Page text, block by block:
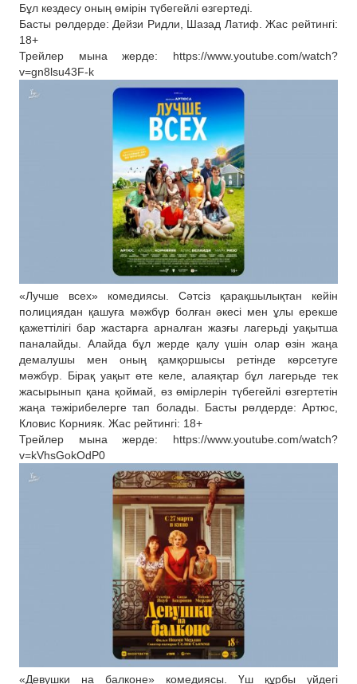
Бұл кездесу оның өмірін түбегейлі өзгертеді.
Басты рөлдерде: Дейзи Ридли, Шазад Латиф. Жас рейтингі:
18+
Трейлер мына жерде: https://www.youtube.com/watch?
v=gn8lsu43F-k
«Лучше всех» комедиясы. Сәтсіз қарақшылықтан кейін
полициядан қашуға мәжбүр болған әкесі мен ұлы ерекше
қажеттілігі бар жастарға арналған жазғы лагерьді уақытша
паналайды. Алайда бұл жерде қалу үшін олар өзін жаңа
демалушы мен оның қамқоршысы ретінде көрсетуге
мәжбүр. Бірақ уақыт өте келе, алаяқтар бұл лагерьде тек
жасырынып қана қоймай, өз өмірлерін түбегейлі өзгертетін
жаңа тәжірибелерге тап болады. Басты рөлдерде: Артюс,
Кловис Корнияк. Жас рейтингі: 18+
Трейлер мына жерде: https://www.youtube.com/watch?
v=kVhsGokOdP0
«Девушки на балконе» комедиясы. Үш құрбы үйдегі